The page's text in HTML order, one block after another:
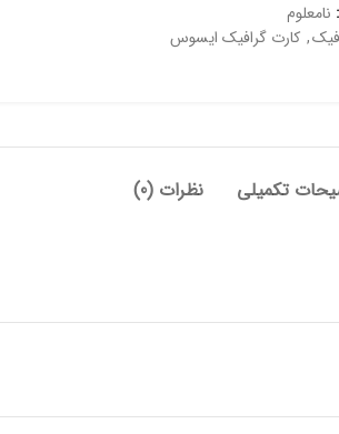
نامعلوم
, کارت گرافیک ایسوس
تکمیلی نظرات (0)